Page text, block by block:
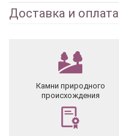
Доставка и оплата
Камни природного
происхождения